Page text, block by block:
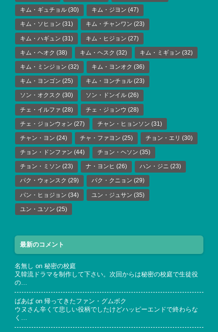
キム・ギュチョル (30) キム・ジヨン (47)
キム・ソヒョン (31) キム・チャンワン (23)
キム・ハギュン (31) キム・ヒジョン (27)
キム・ヘオク (38) キム・ヘスク (32) キム・ミギョン (32)
キム・ミンジョン (32) キム・ヨンオク (36)
キム・ヨンゴン (25) キム・ヨンチョル (23)
ソン・オクスク (30) ソン・ドンイル (26)
チェ・イルファ (28) チェ・ジョンウ (28)
チェ・ジョンウォン (27) チャン・ヒョンソン (31)
チャン・ヨン (24) チャ・ファヨン (25) チョン・エリ (30)
チョン・ドンファン (44) チョン・ヘソン (35)
チョン・ミソン (23) ナ・ヨンヒ (26) ハン・ジニ (23)
パク・ウォンスク (29) パク・クニョン (29)
パン・ヒョジョン (34) ユン・ジュサン (35)
ユン・ユソン (25)
最新のコメント
名無し on 秘密の校庭
又韓流ドラマを制作して下さい。次回からは秘密の校庭で生徒役
の…
ばあば on 帰ってきたファン・グムボク
ウヌさん辛くて悲しい役柄でしたけどハッピーエンドで終わらな
く…